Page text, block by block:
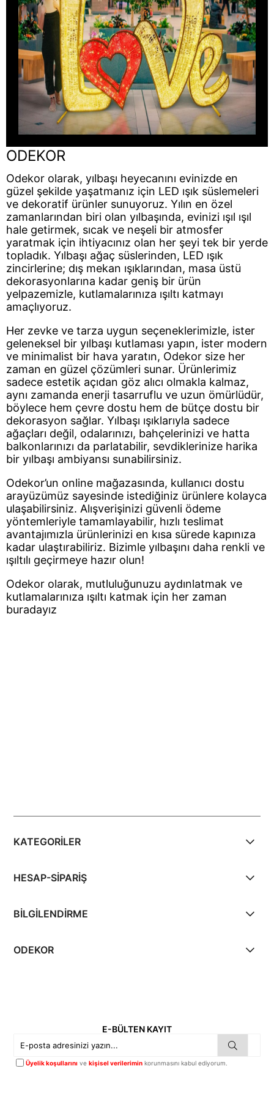
ODEKOR
Odekor olarak, yılbaşı heyecanını evinizde en
güzel şekilde yaşatmanız için LED ışık süslemeleri
ve dekoratif ürünler sunuyoruz. Yılın en özel
zamanlarından biri olan yılbaşında, evinizi ışıl ışıl
hale getirmek, sıcak ve neşeli bir atmosfer
yaratmak için ihtiyacınız olan her şeyi tek bir yerde
topladık. Yılbaşı ağaç süslerinden, LED ışık
zincirlerine; dış mekan ışıklarından, masa üstü
dekorasyonlarına kadar geniş bir ürün
yelpazemizle, kutlamalarınıza ışıltı katmayı
amaçlıyoruz.
Her zevke ve tarza uygun seçeneklerimizle, ister
geleneksel bir yılbaşı kutlaması yapın, ister modern
ve minimalist bir hava yaratın, Odekor size her
zaman en güzel çözümleri sunar. Ürünlerimiz
sadece estetik açıdan göz alıcı olmakla kalmaz,
aynı zamanda enerji tasarruflu ve uzun ömürlüdür,
böylece hem çevre dostu hem de bütçe dostu bir
dekorasyon sağlar. Yılbaşı ışıklarıyla sadece
ağaçları değil, odalarınızı, bahçelerinizi ve hatta
balkonlarınızı da parlatabilir, sevdiklerinize harika
bir yılbaşı ambiyansı sunabilirsiniz.
Odekor’un online mağazasında, kullanıcı dostu
arayüzümüz sayesinde istediğiniz ürünlere kolayca
ulaşabilirsiniz. Alışverişinizi güvenli ödeme
yöntemleriyle tamamlayabilir, hızlı teslimat
avantajımızla ürünlerinizi en kısa sürede kapınıza
kadar ulaştırabiliriz. Bizimle yılbaşını daha renkli ve
ışıltılı geçirmeye hazır olun!
Odekor olarak, mutluluğunuzu aydınlatmak ve
kutlamalarınıza ışıltı katmak için her zaman
buradayız
KATEGORİLER
HESAP-SİPARİŞ
BİLGİLENDİRME
ODEKOR
E-BÜLTEN KAYIT
Üyelik koşullarını vekişisel verilerimin korunmasını kabul ediyorum.